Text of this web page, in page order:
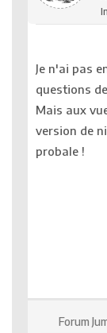
Je n'ai pas
questions
Mais aux
version de
probale !
Forum